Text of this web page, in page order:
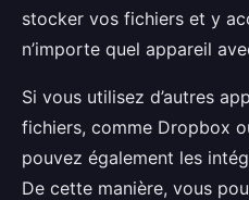
stocker vos fichiers et y
n’importe quel appareil
Si vous utilisez d’autres
fichiers, comme Dropbox
pouvez également les
De cette manière, vous